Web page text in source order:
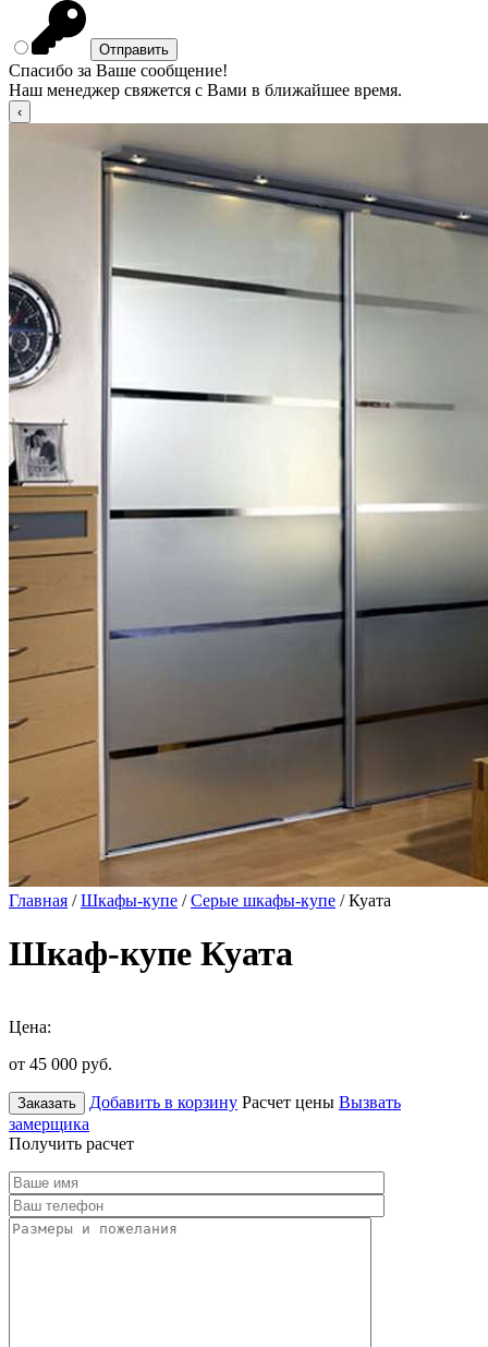
Спасибо за Ваше сообщение!
Наш менеджер свяжется с Вами в ближайшее время.
Главная /Шкафы-купе /Серые шкафы-купе / Куата
Шкаф-купе Куата
Цена:
от 45 000 руб.
Заказать Добавить в корзину Расчет цены Вызвать
замерщика
Получить расчет